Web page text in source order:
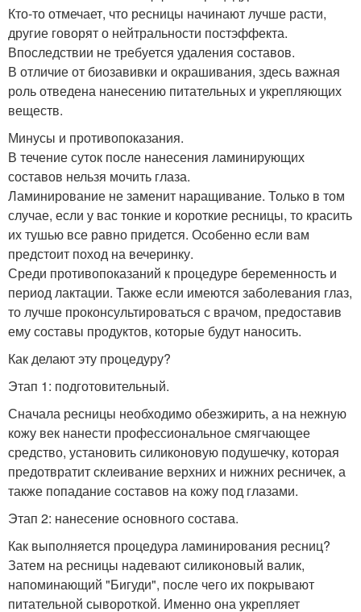
Кто-то отмечает, что ресницы начинают лучше расти,
другие говорят о нейтральности постэффекта.
Впоследствии не требуется удаления составов.
В отличие от биозавивки и окрашивания, здесь важная
роль отведена нанесению питательных и укрепляющих
веществ.
Минусы и противопоказания.
В течение суток после нанесения ламинирующих
составов нельзя мочить глаза.
Ламинирование не заменит наращивание. Только в том
случае, если у вас тонкие и короткие ресницы, то красить
их тушью все равно придется. Особенно если вам
предстоит поход на вечеринку.
Среди противопоказаний к процедуре беременность и
период лактации. Также если имеются заболевания глаз,
то лучше проконсультироваться с врачом, предоставив
ему составы продуктов, которые будут наносить.
Как делают эту процедуру?
Этап 1: подготовительный.
Сначала ресницы необходимо обезжирить, а на нежную
кожу век нанести профессиональное смягчающее
средство, установить силиконовую подушечку, которая
предотвратит склеивание верхних и нижних ресничек, а
также попадание составов на кожу под глазами.
Этап 2: нанесение основного состава.
Как выполняется процедура ламинирования ресниц?
Затем на ресницы надевают силиконовый валик,
напоминающий "Бигуди", после чего их покрывают
питательной сывороткой. Именно она укрепляет